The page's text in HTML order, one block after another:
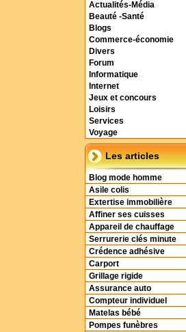
Actualités-Média
Beauté -Santé
Blogs
Commerce-économie
Divers
Forum
Informatique
Internet
Jeux et concours
Loisirs
Services
Voyage
Les articles
Blog mode homme
Asile colis
Extertise immobilière
Affiner ses cuisses
Appareil de chauffage
Serrurerie clés minute
Crédence adhésive
Carport
Grillage rigide
Assurance auto
Compteur individuel
Matelas bébé
Pompes funèbres